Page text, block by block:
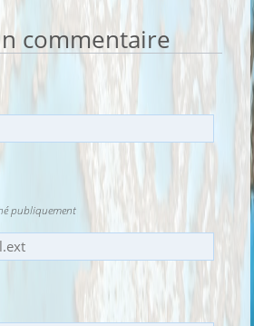
commentaire
publiquement